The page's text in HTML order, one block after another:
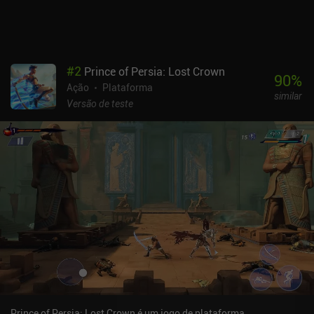
Blasphemous é um jogo premium de US$ 7,99 que inclui todo o
DLC sem custo adicional. Se você gosta do gênero Metroidvania e
não é alheio a histórias alucinantes e violência exagerada, esse é
um dos melhores jogos disponíveis atualmente no celular. Eu o
recomendo fortemente. [Continue com os 11 melhores jogos
Metroidvania para celular]
#2 Prince of Persia: Lost Crown
Ação
Plataforma
Versão de teste
90%
similar